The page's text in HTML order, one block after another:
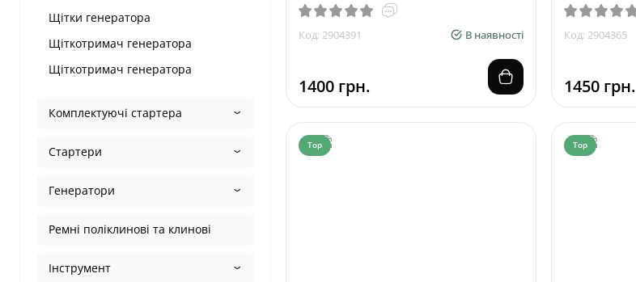
Щітки генератора
Щіткотримач генератора
Щіткотримач генератора
Комплектуючі стартера
Стартери
Генератори
Ремні поліклинові та клинові
Інструмент
Код: 2904391 В наявності
1400 грн.
Код: 2904365
1450 грн.
Top Top